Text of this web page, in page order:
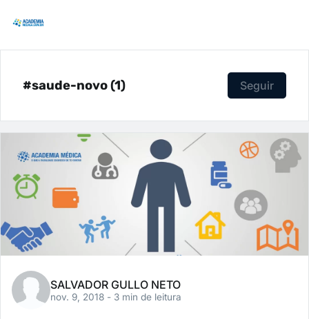
#saude-novo (1) Seguir
SALVADOR GULLO NETO
nov. 9, 2018 - 3 min de leitura